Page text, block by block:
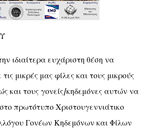
ιδιαίτερα ευχάριστη θέση να
μικρές μας φίλες και τους μικρούς
και τους γονείς/κηδεμόνες αυτών να
πρωτότυπο Χριστουγεννιάτικο
Γονέων Κηδεμόνων και Φίλων